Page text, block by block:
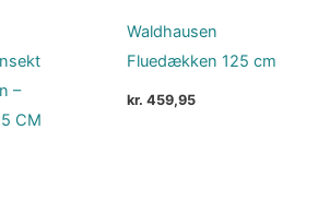
–
CM
Waldhausen
Fluedækken 125 cm
kr. 459,95